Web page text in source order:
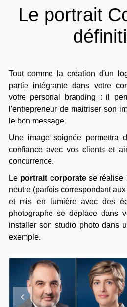
Le portrait
Tout comme la création d'un
partie intégrante dans votre
votre personal branding : il
l'entrepreneur de maitriser son
le bon message.
Une image soignée permettra
confiance avec vos clients et
concurrence.
Le portrait corporatese réalise
neutre (parfois correspondant
et mis en lumière avec des
photographe se déplace dans
installer son studio photo dans
exemple.